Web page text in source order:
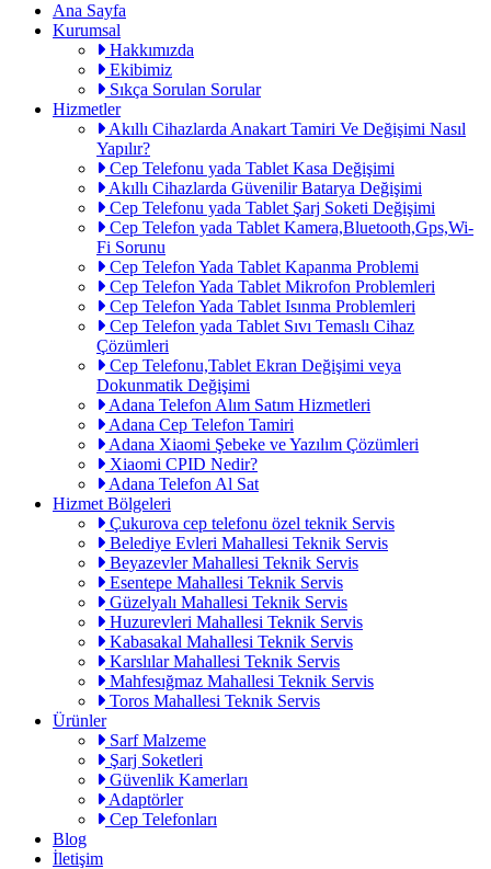
Ana Sayfa
Kurumsal
Hakkımızda
Ekibimiz
Sıkça Sorulan Sorular
Hizmetler
Akıllı Cihazlarda Anakart Tamiri Ve Değişimi Nasıl
Yapılır?
Cep Telefonu yada Tablet Kasa Değişimi
Akıllı Cihazlarda Güvenilir Batarya Değişimi
Cep Telefonu yada Tablet Şarj Soketi Değişimi
Cep Telefon yada Tablet Kamera,Bluetooth,Gps,Wi-
Fi Sorunu
Cep Telefon Yada Tablet Kapanma Problemi
Cep Telefon Yada Tablet Mikrofon Problemleri
Cep Telefon Yada Tablet Isınma Problemleri
Cep Telefon yada Tablet Sıvı Temaslı Cihaz
Çözümleri
Cep Telefonu,Tablet Ekran Değişimi veya
Dokunmatik Değişimi
Adana Telefon Alım Satım Hizmetleri
Adana Cep Telefon Tamiri
Adana Xiaomi Şebeke ve Yazılım Çözümleri
Xiaomi CPID Nedir?
Adana Telefon Al Sat
Hizmet Bölgeleri
Çukurova cep telefonu özel teknik Servis
Belediye Evleri Mahallesi Teknik Servis
Beyazevler Mahallesi Teknik Servis
Esentepe Mahallesi Teknik Servis
Güzelyalı Mahallesi Teknik Servis
Huzurevleri Mahallesi Teknik Servis
Kabasakal Mahallesi Teknik Servis
Karslılar Mahallesi Teknik Servis
Mahfesığmaz Mahallesi Teknik Servis
Toros Mahallesi Teknik Servis
Ürünler
Sarf Malzeme
Şarj Soketleri
Güvenlik Kamerları
Adaptörler
Cep Telefonları
Blog
İletişim